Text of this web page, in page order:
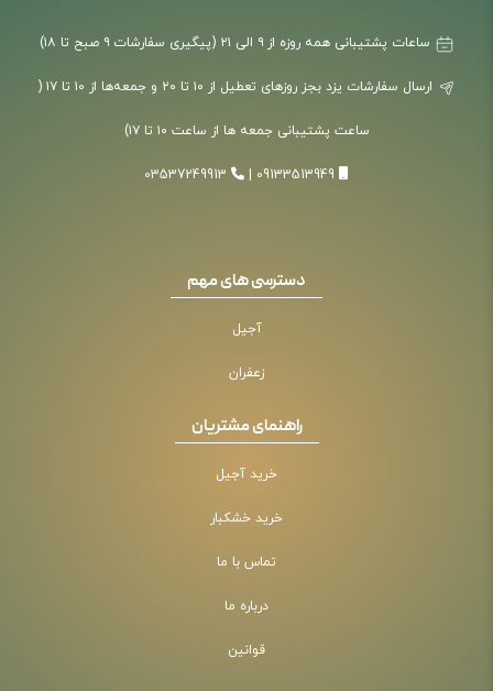
ارسال سفارشات یزد بجز روزهای تعطیل از ۱۰ تا ۲۰ و جمعه‌ها از ۱۰ تا ۱۷ (
ساعت پشتیبانی جمعه ها از ساعت ۱۰ تا ۱۷)
09133513949
03537249913
دسترسی های مهم
آجیل
زعفران
راهنمای مشتریان
خرید آجیل
خرید خشکبار
تماس با ما
درباره ما
قوانین